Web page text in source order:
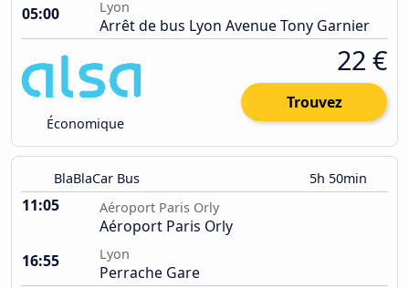
05:00
Lyon
Arrêt de bus Lyon Avenue Tony Garnier
Économique
22 €
Trouvez
BlaBlaCar Bus 5h 50min
11:05 Aéroport Paris Orly
Aéroport Paris Orly
16:55
Lyon
Perrache Gare